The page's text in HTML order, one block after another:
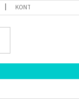
KONTAKTY